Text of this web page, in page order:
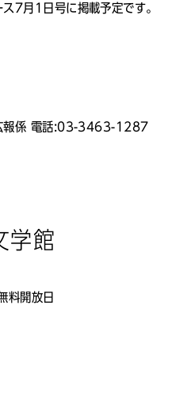
7月1日号に掲載予定です。
報係 電話:03-3463-1287
学館
料開放日